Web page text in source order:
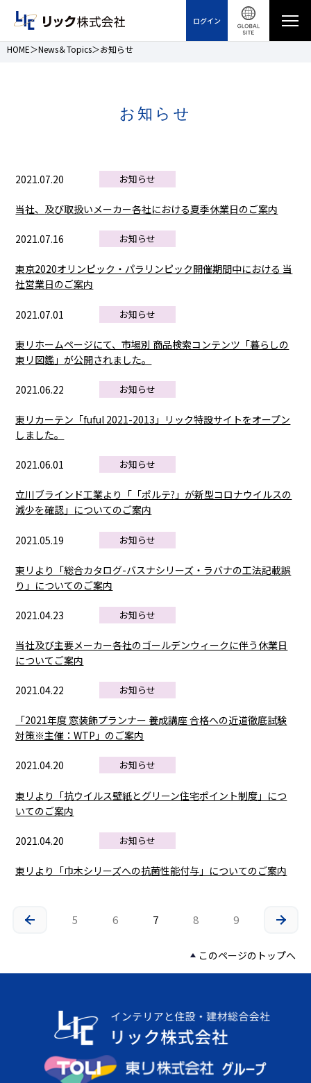
ログイン
HOME News＆Topics お知らせ
お知らせ
2021.07.20 お知らせ
当社、及び取扱いメーカー各社における夏季休業日のご案内
2021.07.16 お知らせ
東京2020オリンピック・パラリンピック開催期間中における 当
社営業日のご案内
2021.07.01 お知らせ
東リホームページにて、市場別 商品検索コンテンツ「暮らしの
東リ図鑑」が公開されました。
2021.06.22 お知らせ
東リカーテン「fuful 2021-2013」リック特設サイトをオープン
しました。
2021.06.01 お知らせ
立川ブラインド工業より「「ポルテ?」が新型コロナウイルスの
減少を確認」についてのご案内
2021.05.19 お知らせ
東リより「総合カタログ-バスナシリーズ・ラバナの工法記載誤
り」についてのご案内
2021.04.23 お知らせ
当社及び主要メーカー各社のゴールデンウィークに伴う休業日
についてご案内
2021.04.22 お知らせ
「2021年度 窓装飾プランナー 養成講座 合格への近道徹底試験
対策※主催：WTP」のご案内
2021.04.20 お知らせ
東リより「抗ウイルス壁紙とグリーン住宅ポイント制度」につ
いてのご案内
2021.04.20 お知らせ
東リより「巾木シリーズへの抗菌性能付与」についてのご案内
5 6 7 8 9
このページのトップへ